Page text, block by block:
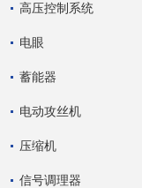
高压控制系统
电眼
蓄能器
电动攻丝机
压缩机
信号调理器